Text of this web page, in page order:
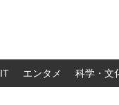
IT エンタメ 科学・文